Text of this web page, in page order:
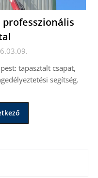
tapasztalt csapat,
segítség.